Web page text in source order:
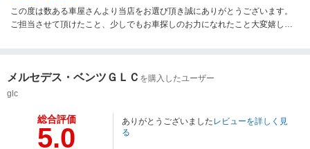
この度は数ある車屋さんより当店をお選び頂き誠にありがとうございます。
ご担当させて頂けたこと、少しでもお車探しのお力になれたこと大変嬉しく
て頂きます！今後も当店を何卒宜しくお願い致します。
メルセデス・ベンツＧＬＣ を購入したユーザー
glc
総合評価
5.0
ありがとうございましたレビューを詳しく見
る